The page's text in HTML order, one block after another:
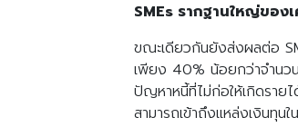
SMEs รากฐานใหญ่ของ
ขณะเดียวกันยังส่งผลต่อ
เพียง 40% น้อยกว่าจำนว
ปัญหาหนี้ที่ไม่ก่อให้เกิดราย
สามารถเข้าถึงแหล่งเงินทุน